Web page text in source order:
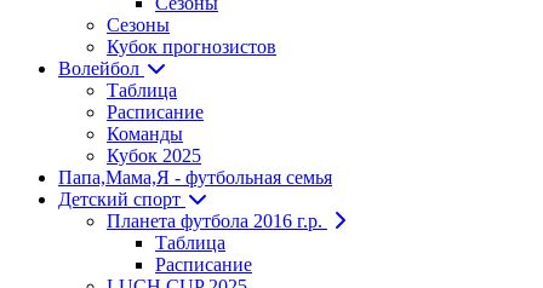
Сезоны
Кубок прогнозистов
Волейбол
Таблица
Расписание
Команды
Кубок 2025
Папа,Мама,Я - футбольная семья
Детский спорт
Планета футбола 2016 г.р.
Таблица
Расписание